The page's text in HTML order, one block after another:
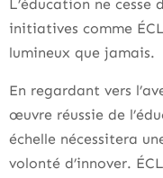
L’éducation ne cesse
initiatives comme
lumineux que jamais.
En regardant vers
œuvre réussie de
échelle nécessitera
volonté d’innover.